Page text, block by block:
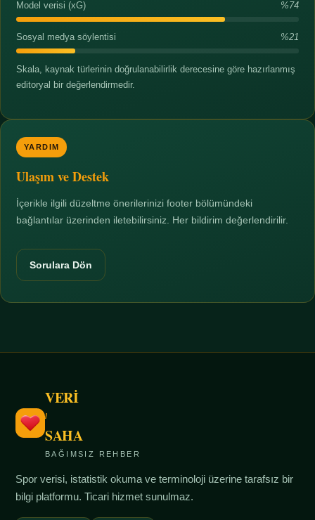
Model verisi (xG) %74
Sosyal medya söylentisi %21
Skala, kaynak türlerinin doğrulanabilirlik derecesine göre hazırlanmış
editoryal bir değerlendirmedir.
YARDIM
Ulaşım ve Destek
İçerikle ilgili düzeltme önerilerinizi footer bölümündeki
bağlantılar üzerinden iletebilirsiniz. Her bildirim değerlendirilir.
Sorulara Dön
VERİ
/
SAHA
BAĞIMSIZ REHBER
Spor verisi, istatistik okuma ve terminoloji üzerine tarafsız bir
bilgi platformu. Ticari hizmet sunulmaz.